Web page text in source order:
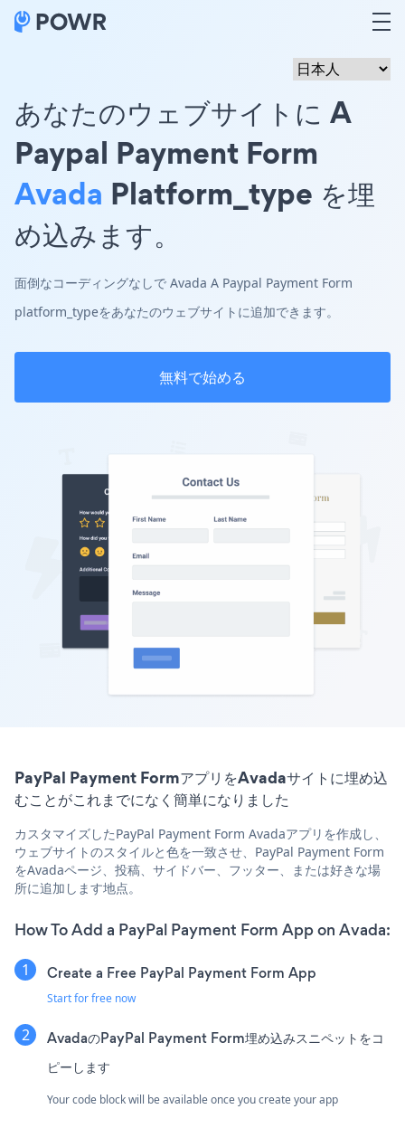
あなたのウェブサイトに A
Paypal Payment Form
Avada Platform_type を埋
め込みます。
面倒なコーディングなしで Avada A Paypal Payment Form
platform_typeをあなたのウェブサイトに追加できます。
無料で始める
PayPal Payment FormアプリをAvadaサイトに埋め込
むことがこれまでになく簡単になりました
カスタマイズしたPayPal Payment Form Avadaアプリを作成し、
ウェブサイトのスタイルと色を一致させ、PayPal Payment Form
をAvadaページ、投稿、サイドバー、フッター、または好きな場
所に追加します地点。
How To Add a PayPal Payment Form App on Avada:
Create a Free PayPal Payment Form App
Start for free now
AvadaのPayPal Payment Form埋め込みスニペットをコ
ピーします
Your code block will be available once you create your app